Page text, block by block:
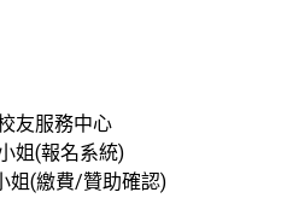
友服務中心
姐(報名系統)
(繳費/贊助確認)